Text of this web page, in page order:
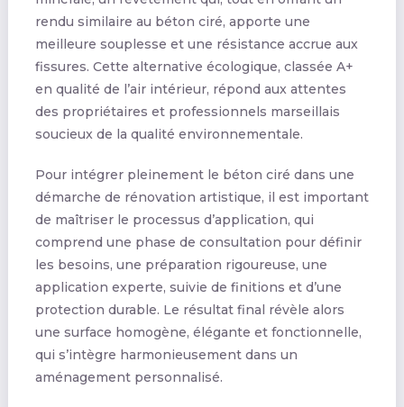
rendu similaire au béton ciré, apporte une
meilleure souplesse et une résistance accrue aux
fissures. Cette alternative écologique, classée A+
en qualité de l’air intérieur, répond aux attentes
des propriétaires et professionnels marseillais
soucieux de la qualité environnementale.
Pour intégrer pleinement le béton ciré dans une
démarche de rénovation artistique, il est important
de maîtriser le processus d’application, qui
comprend une phase de consultation pour définir
les besoins, une préparation rigoureuse, une
application experte, suivie de finitions et d’une
protection durable. Le résultat final révèle alors
une surface homogène, élégante et fonctionnelle,
qui s’intègre harmonieusement dans un
aménagement personnalisé.